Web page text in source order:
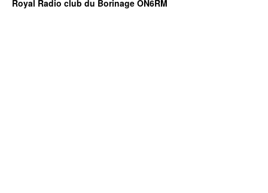
Royal Radio club du Borinage ON6RM